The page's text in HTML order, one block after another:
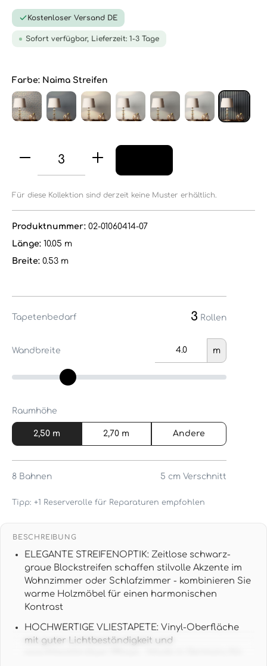
Kostenloser Versand DE
Sofort verfügbar, Lieferzeit: 1-3 Tage
Farbe: Naima Streifen
Für diese Kollektion sind derzeit keine Muster erhältlich.
Produktnummer: 02-01060414-07
Länge: 10.05 m
Breite: 0.53 m
Tapetenbedarf 3 Rollen
Wandbreite m
Raumhöhe
2,50 m 2,70 m Andere
8 Bahnen 5 cm Verschnitt
Tipp: +1 Reserverolle für Reparaturen empfohlen
BESCHREIBUNG
ELEGANTE STREIFENOPTIK: Zeitlose schwarz-
graue Blockstreifen schaffen stilvolle Akzente im
Wohnzimmer oder Schlafzimmer - kombinieren Sie
warme Holzmöbel für einen harmonischen
Kontrast
HOCHWERTIGE VLIESTAPETE: Vinyl-Oberfläche
mit guter Lichtbeständigkeit und